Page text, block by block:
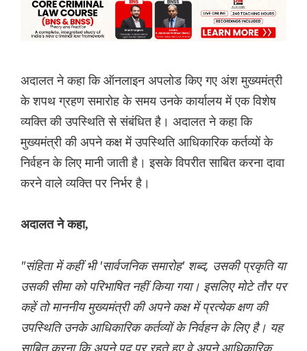
अदालत ने कहा कि ऑनलाइन अपलोड किए गए अंश मुख्यमंत्री
के शपथ ग्रहण समारोह के समय उनके कार्यालय में एक विशेष
व्यक्ति की उपस्थिति से संबंधित है। अदालत ने कहा कि
मुख्यमंत्री की अपने कक्ष में उपस्थिति आधिकारिक कर्तव्यों के
निर्वहन के लिए मानी जाती है। इसके विपरीत साबित करना दावा
करने वाले व्यक्ति पर निर्भर है।
अदालत ने कहा,
"संहिता में कहीं भी 'सार्वजनिक समारोह' शब्द, उसकी प्रकृति या
उसकी सीमा को परिभाषित नहीं किया गया। इसलिए मोटे तौर पर
कहें तो माननीय मुख्यमंत्री की अपने कक्ष में प्रत्येक क्षण की
उपस्थिति उनके आधिकारिक कर्तव्यों के निर्वहन के लिए है। यह